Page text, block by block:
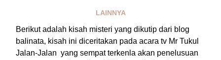
LAINNYA
Berikut adalah kisah misteri yang dikutip dari blog
balinata, kisah ini diceritakan pada acara tv Mr Tukul
Jalan-Jalan yang sempat terkenla akan penelusuan